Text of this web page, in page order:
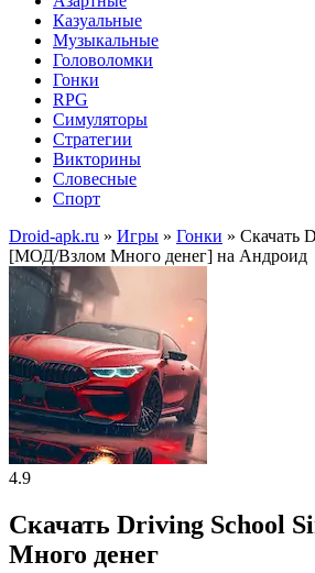
Казуальные
Музыкальные
Головоломки
Гонки
RPG
Симуляторы
Стратегии
Викторины
Словесные
Спорт
Droid-apk.ru » Игры » Гонки » Скачать
[МОД/Взлом Много денег] на Андроид
4.9
Скачать Driving School
Много денег